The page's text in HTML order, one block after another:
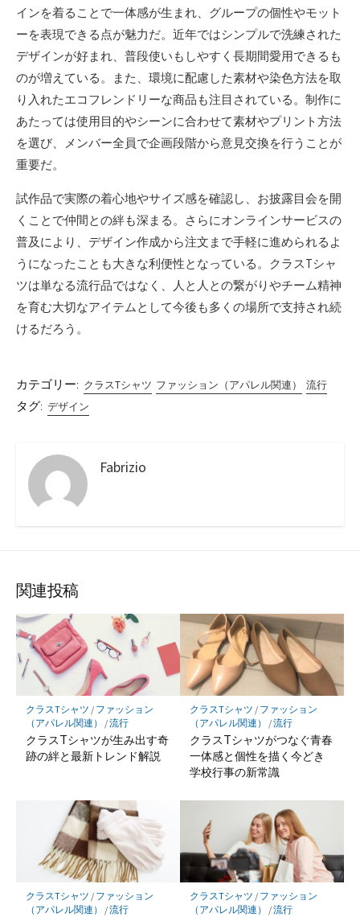
インを着ることで一体感が生まれ、グループの個性やモット
ーを表現できる点が魅力だ。近年ではシンプルで洗練された
デザインが好まれ、普段使いもしやすく長期間愛用できるも
のが増えている。また、環境に配慮した素材や染色方法を取
り入れたエコフレンドリーな商品も注目されている。制作に
あたっては使用目的やシーンに合わせて素材やプリント方法
を選び、メンバー全員で企画段階から意見交換を行うことが
重要だ。
試作品で実際の着心地やサイズ感を確認し、お披露目会を開
くことで仲間との絆も深まる。さらにオンラインサービスの
普及により、デザイン作成から注文まで手軽に進められるよ
うになったことも大きな利便性となっている。クラスTシャ
ツは単なる流行品ではなく、人と人との繋がりやチーム精神
を育む大切なアイテムとして今後も多くの場所で支持され続
けるだろう。
カテゴリー: クラスTシャツ ファッション（アパレル関連） 流行
タグ: デザイン
Fabrizio
関連投稿
クラスTシャツ / ファッション
（アパレル関連）
/流行
クラスTシャツが生み出す奇
跡の絆と最新トレンド解説
クラスTシャツ / ファッション
（アパレル関連）
/流行
クラスTシャツがつなぐ青春
一体感と個性を描く今どき
学校行事の新常識
クラスTシャツ / ファッション
（アパレル関連）
/流行
クラスTシャツ / ファッション
（アパレル関連）
/流行